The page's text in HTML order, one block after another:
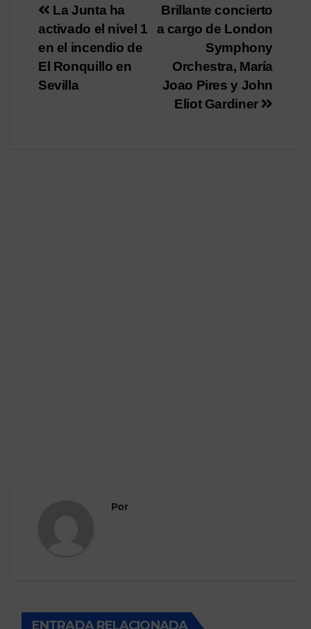
Navegación
de
entradas
Brillante concierto
a cargo de London
Symphony
Orchestra, María
Joao Pires y John
Eliot Gardiner
La Junta ha
activado el nivel 1
en el incendio de
El Ronquillo en
Sevilla
Por
ENTRADA RELACIONADA